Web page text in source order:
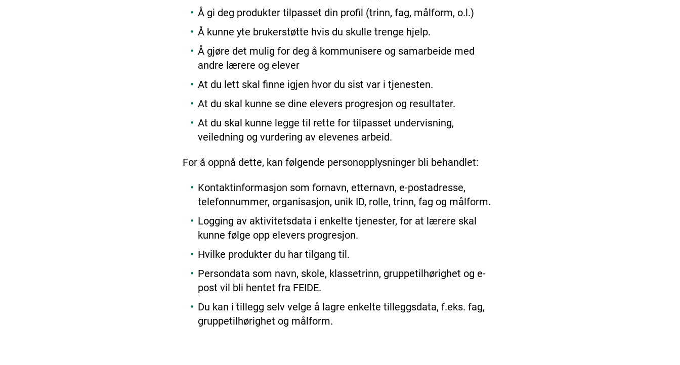
Å gi deg produkter tilpasset din profil (trinn, fag, målform, o.l.)
Å kunne yte brukerstøtte hvis du skulle trenge hjelp.
Å gjøre det mulig for deg å kommunisere og samarbeide med
andre lærere og elever
At du lett skal finne igjen hvor du sist var i tjenesten.
At du skal kunne se dine elevers progresjon og resultater.
At du skal kunne legge til rette for tilpasset undervisning,
veiledning og vurdering av elevenes arbeid.
For å oppnå dette, kan følgende personopplysninger bli behandlet:
Kontaktinformasjon som fornavn, etternavn, e-postadresse,
telefonnummer, organisasjon, unik ID, rolle, trinn, fag og målform.
Logging av aktivitetsdata i enkelte tjenester, for at lærere skal
kunne følge opp elevers progresjon.
Hvilke produkter du har tilgang til.
Persondata som navn, skole, klassetrinn, gruppetilhørighet og e-
post vil bli hentet fra FEIDE.
Du kan i tillegg selv velge å lagre enkelte tilleggsdata, f.eks. fag,
gruppetilhørighet og målform.